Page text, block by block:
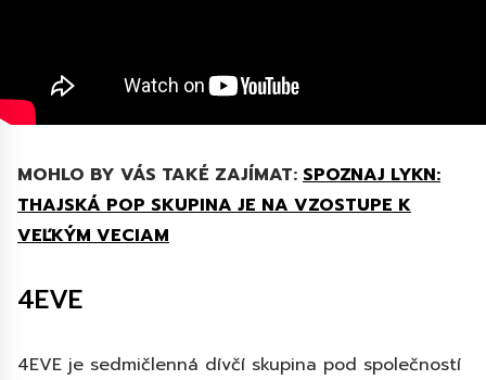
MOHLO BY VÁS TAKÉ ZAJÍMAT: SPOZNAJ LYKN:
THAJSKÁ POP SKUPINA JE NA VZOSTUPE K
VEĽKÝM VECIAM
4EVE
4EVE je sedmičlenná dívčí skupina pod společností